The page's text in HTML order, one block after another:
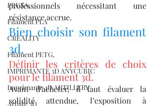
PRUSA,
Filament PLA
CREALITY
Filament PETG,
IMPRIMANTE 3D ANYCUBIC
Imprimante 3D ARTILLERY
Artiste 3D
professionnels nécessitant une
résistance accrue.
Bien choisir son filament
3d.
Définir les critères de choix
pour le filament 3d.
Avant d’acheter, il faut évaluer la
solidité attendue, l’exposition à